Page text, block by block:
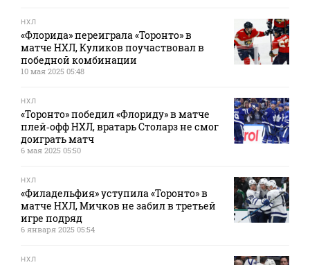
НХЛ
«Флорида» переиграла «Торонто» в
матче НХЛ, Куликов поучаствовал в
победной комбинации
10 мая 2025 05:48
НХЛ
«Торонто» победил «Флориду» в матче
плей‑офф НХЛ, вратарь Столарз не смог
доиграть матч
6 мая 2025 05:50
НХЛ
«Филадельфия» уступила «Торонто» в
матче НХЛ, Мичков не забил в третьей
игре подряд
6 января 2025 05:54
НХЛ